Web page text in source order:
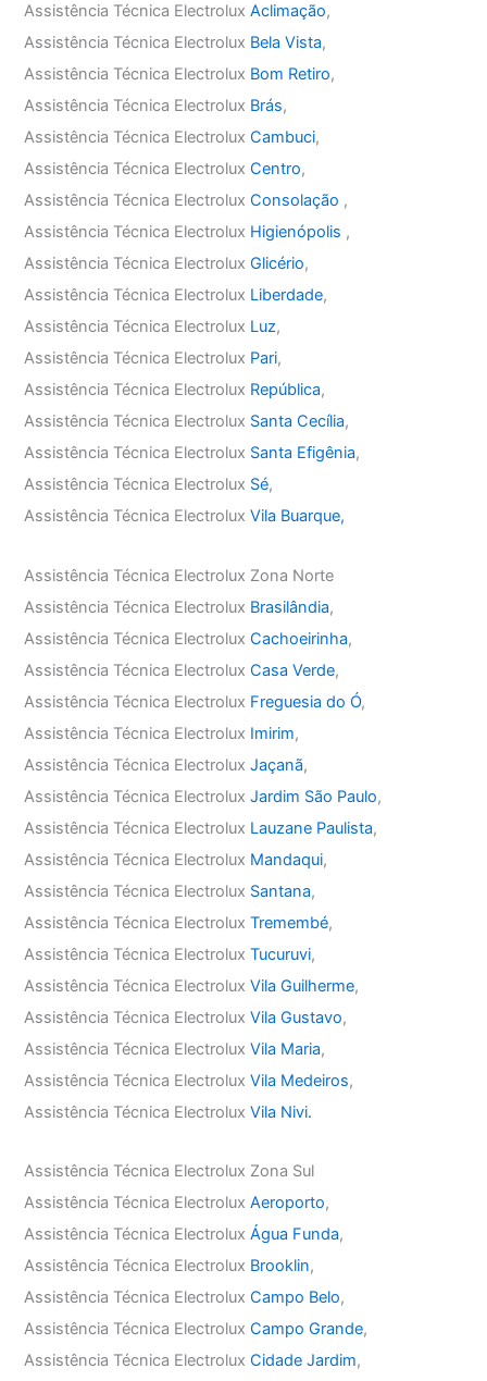
Assistência Técnica ElectroluxAclimação,
Assistência Técnica Electrolux Bela Vista,
Assistência Técnica Electrolux Bom Retiro,
Assistência Técnica Electrolux Brás,
Assistência Técnica ElectroluxCambuci,
Assistência Técnica ElectroluxCentro,
Assistência Técnica ElectroluxConsolação ,
Assistência Técnica Electrolux Higienópolis ,
Assistência Técnica ElectroluxGlicério,
Assistência Técnica Electrolux Liberdade,
Assistência Técnica Electrolux Luz,
Assistência Técnica Electrolux Pari,
Assistência Técnica Electrolux República,
Assistência Técnica Electrolux Santa Cecília,
Assistência Técnica Electrolux Santa Efigênia,
Assistência Técnica Electrolux Sé,
Assistência Técnica ElectroluxVila Buarque,
Assistência Técnica Electrolux Zona Norte
Assistência Técnica Electrolux Brasilândia,
Assistência Técnica ElectroluxCachoeirinha,
Assistência Técnica ElectroluxCasa Verde,
Assistência Técnica Electrolux Freguesia do Ó,
Assistência Técnica Electrolux Imirim,
Assistência Técnica ElectroluxJaçanã,
Assistência Técnica ElectroluxJardim São Paulo,
Assistência Técnica Electrolux Lauzane Paulista,
Assistência Técnica Electrolux Mandaqui,
Assistência Técnica Electrolux Santana,
Assistência Técnica ElectroluxTremembé,
Assistência Técnica ElectroluxTucuruvi,
Assistência Técnica ElectroluxVila Guilherme,
Assistência Técnica ElectroluxVila Gustavo,
Assistência Técnica ElectroluxVila Maria,
Assistência Técnica ElectroluxVila Medeiros,
Assistência Técnica ElectroluxVila Nivi.
Assistência Técnica Electrolux Zona Sul
Assistência Técnica ElectroluxAeroporto,
Assistência Técnica ElectroluxÁgua Funda,
Assistência Técnica Electrolux Brooklin,
Assistência Técnica ElectroluxCampo Belo,
Assistência Técnica ElectroluxCampo Grande,
Assistência Técnica ElectroluxCidade Jardim,